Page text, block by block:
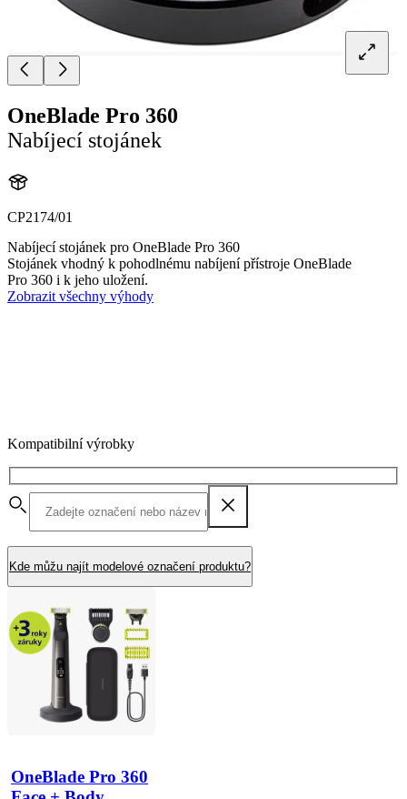
OneBlade Pro 360
Nabíjecí stojánek
CP2174/01
Nabíjecí stojánek pro OneBlade Pro 360
Stojánek vhodný k pohodlnému nabíjení přístroje OneBlade
Pro 360 i k jeho uložení.
Zobrazit všechny výhody
Kompatibilní výrobky
Kde můžu najít modelové označení produktu?
OneBlade Pro 360